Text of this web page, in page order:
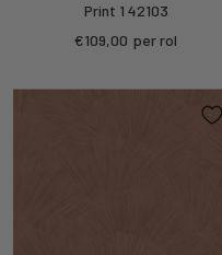
Print 1 42103
Kortings
€109,00 per rol